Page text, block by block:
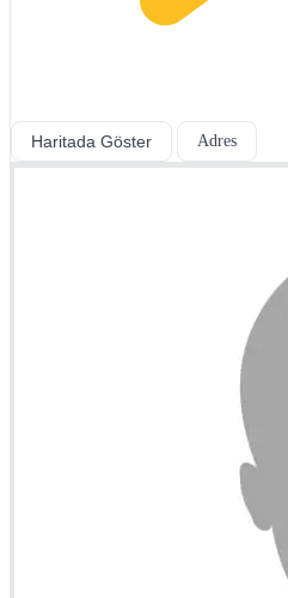
Haritada Göster Adres